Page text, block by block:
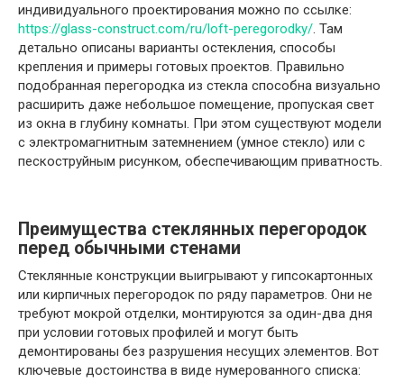
индивидуального проектирования можно по ссылке:
https://glass-construct.com/ru/loft-peregorodky/. Там
детально описаны варианты остекления, способы
крепления и примеры готовых проектов. Правильно
подобранная перегородка из стекла способна визуально
расширить даже небольшое помещение, пропуская свет
из окна в глубину комнаты. При этом существуют модели
с электромагнитным затемнением (умное стекло) или с
пескоструйным рисунком, обеспечивающим приватность.
Преимущества стеклянных перегородок
перед обычными стенами
Стеклянные конструкции выигрывают у гипсокартонных
или кирпичных перегородок по ряду параметров. Они не
требуют мокрой отделки, монтируются за один-два дня
при условии готовых профилей и могут быть
демонтированы без разрушения несущих элементов. Вот
ключевые достоинства в виде нумерованного списка: